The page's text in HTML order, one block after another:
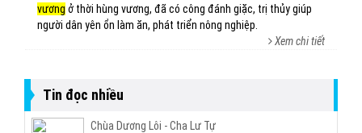
vương ở thời hùng vương, đã có công đánh giặc, trị thủy giúp
người dân yên ổn làm ăn, phát triển nông nghiệp.
Xem chi tiết
Tin đọc nhiều
Chùa Dương Lôi - Cha Lư Tự